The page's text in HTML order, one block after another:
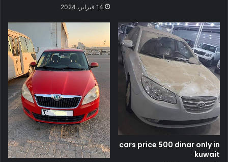
14 فبراير، 2024
cars price 500 dinar only in
kuwait